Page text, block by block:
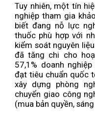
Tuy nhiên, một tín
nghiệp tham gia
biết đang nỗ lực
thuốc phù hợp với
kiểm soát nguyên
đã tăng chi cho
57,1% doanh
đạt tiêu chuẩn quốc
xây dựng phòng
chuyển giao công
(mua bản quyền,